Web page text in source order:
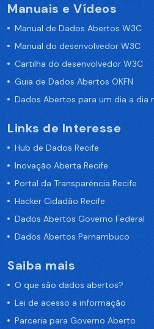
Manuais e Vídeos
Manual de Dados Abertos W3C
Manual do desenvolvedor W3C
Cartilha do desenvolvedor W3C
Guia de Dados Abertos OKFN
Dados Abertos para um dia a dia
Links de Interesse
Hub de Dados Recife
Inovação Aberta Recife
Portal da Transparência Recife
Hacker Cidadão Recife
Dados Abertos Governo Federal
Dados Abertos Pernambuco
Saiba mais
O que são dados abertos?
Lei de acesso a informação
Parceria para Governo Aberto